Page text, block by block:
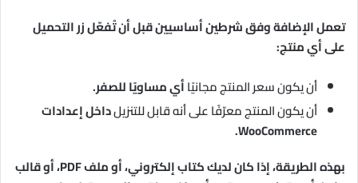
تعمل الإضافة وفق شرطين أساسيين قبل أن تُفعّل زر التحميل
على أي منتج:
أن يكون سعر المنتج مجانيًاأي مساويًا للصفر.
أن يكون المنتج معرّفًا على أنه قابل للتنزيلداخل إعدادات
WooCommerce.
بهذه الطريقة، إذا كان لديك كتاب إلكتروني، أو ملف PDF، أو قالب